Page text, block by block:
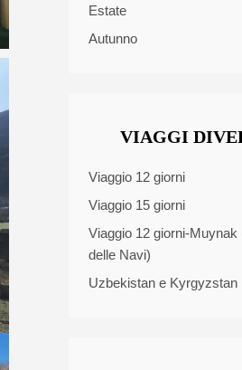
Estate
Autunno
VIAGGI
Viaggio 12 giorni
Viaggio 15 giorni
Viaggio 12 giorni-Muynak
delle Navi)
Uzbekistan e Kyrgyzstan